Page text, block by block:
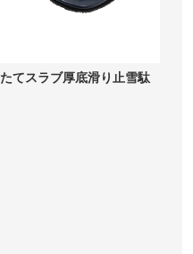
たてスラブ厚底滑り止雪駄